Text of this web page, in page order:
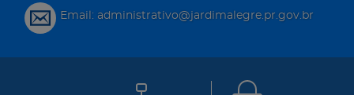
Email: administrativo@jardimalegre.pr.gov.br